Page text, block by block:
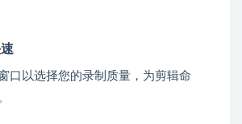
口以选择您的录制质量，为剪辑命